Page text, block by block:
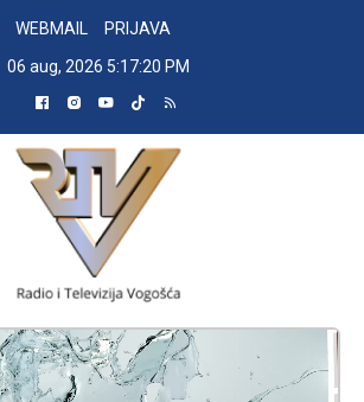
WEBMAIL
PRIJAVA
06 aug, 2026 5:17:20 PM
RADIO TELEVIZIJA VOGOŠĆA